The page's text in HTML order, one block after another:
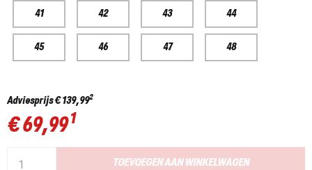
41 42 43 44
45 46 47 48
Adviesprijs€ 139,992
€ 69,991
TOEVOEGEN AAN WINKELWAGEN